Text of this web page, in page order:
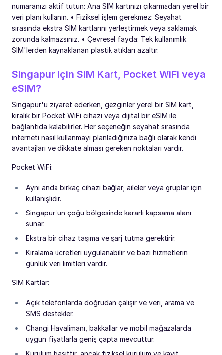
numaranızı aktif tutun: Ana SIM kartınızı çıkarmadan yerel bir
veri planı kullanın. • Fiziksel işlem gerekmez: Seyahat
sırasında ekstra SIM kartlarını yerleştirmek veya saklamak
zorunda kalmazsınız. • Çevresel fayda: Tek kullanımlık
SIM'lerden kaynaklanan plastik atıkları azaltır.
Singapur için SIM Kart, Pocket WiFi veya
eSIM?
Singapur'u ziyaret ederken, gezginler yerel bir SIM kart,
kiralık bir Pocket WiFi cihazı veya dijital bir eSIM ile
bağlantıda kalabilirler. Her seçeneğin seyahat sırasında
interneti nasıl kullanmayı planladığınıza bağlı olarak kendi
avantajları ve dikkate alması gereken noktaları vardır.
Pocket WiFi:
Aynı anda birkaç cihazı bağlar; aileler veya gruplar için
kullanışlıdır.
Singapur'un çoğu bölgesinde kararlı kapsama alanı
sunar.
Ekstra bir cihaz taşıma ve şarj tutma gerektirir.
Kiralama ücretleri uygulanabilir ve bazı hizmetlerin
günlük veri limitleri vardır.
SİM Kartlar:
Açık telefonlarda doğrudan çalışır ve veri, arama ve
SMS destekler.
Changi Havalimanı, bakkallar ve mobil mağazalarda
uygun fiyatlarla geniş çapta mevcuttur.
Kurulum basittir, ancak fiziksel kurulum ve kayıt